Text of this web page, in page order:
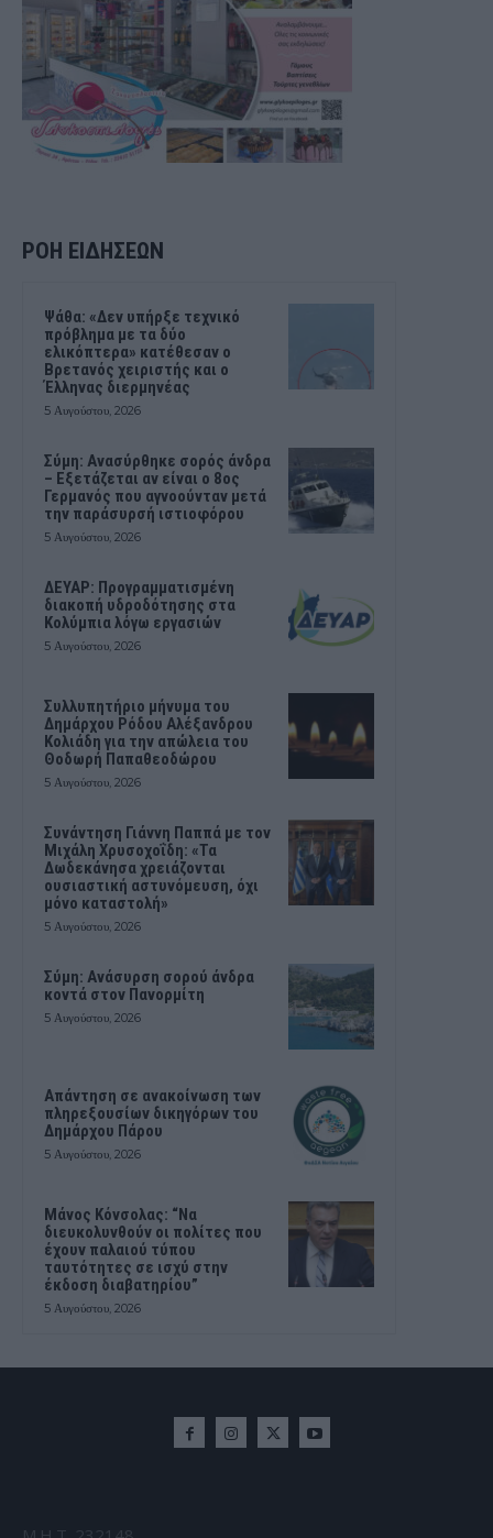
ΡΟΗ ΕΙΔΗΣΕΩΝ
Ψάθα: «Δεν υπήρξε τεχνικό
πρόβλημα με τα δύο
ελικόπτερα» κατέθεσαν ο
Βρετανός χειριστής και ο
Έλληνας διερμηνέας
5 Αυγούστου, 2026
Σύμη: Ανασύρθηκε σορός άνδρα
– Εξετάζεται αν είναι ο 8ος
Γερμανός που αγνοούνταν μετά
την παράσυρσή ιστιοφόρου
5 Αυγούστου, 2026
ΔΕΥΑΡ: Προγραμματισμένη
διακοπή υδροδότησης στα
Κολύμπια λόγω εργασιών
5 Αυγούστου, 2026
Συλλυπητήριο μήνυμα του
Δημάρχου Ρόδου Αλέξανδρου
Κολιάδη για την απώλεια του
Θοδωρή Παπαθεοδώρου
5 Αυγούστου, 2026
Συνάντηση Γιάννη Παππά με τον
Μιχάλη Χρυσοχοΐδη: «Τα
Δωδεκάνησα χρειάζονται
ουσιαστική αστυνόμευση, όχι
μόνο καταστολή»
5 Αυγούστου, 2026
Σύμη: Ανάσυρση σορού άνδρα
κοντά στον Πανορμίτη
5 Αυγούστου, 2026
Απάντηση σε ανακοίνωση των
πληρεξουσίων δικηγόρων του
Δημάρχου Πάρου
5 Αυγούστου, 2026
Μάνος Κόνσολας: “Να
διευκολυνθούν οι πολίτες που
έχουν παλαιού τύπου
ταυτότητες σε ισχύ στην
έκδοση διαβατηρίου”
5 Αυγούστου, 2026